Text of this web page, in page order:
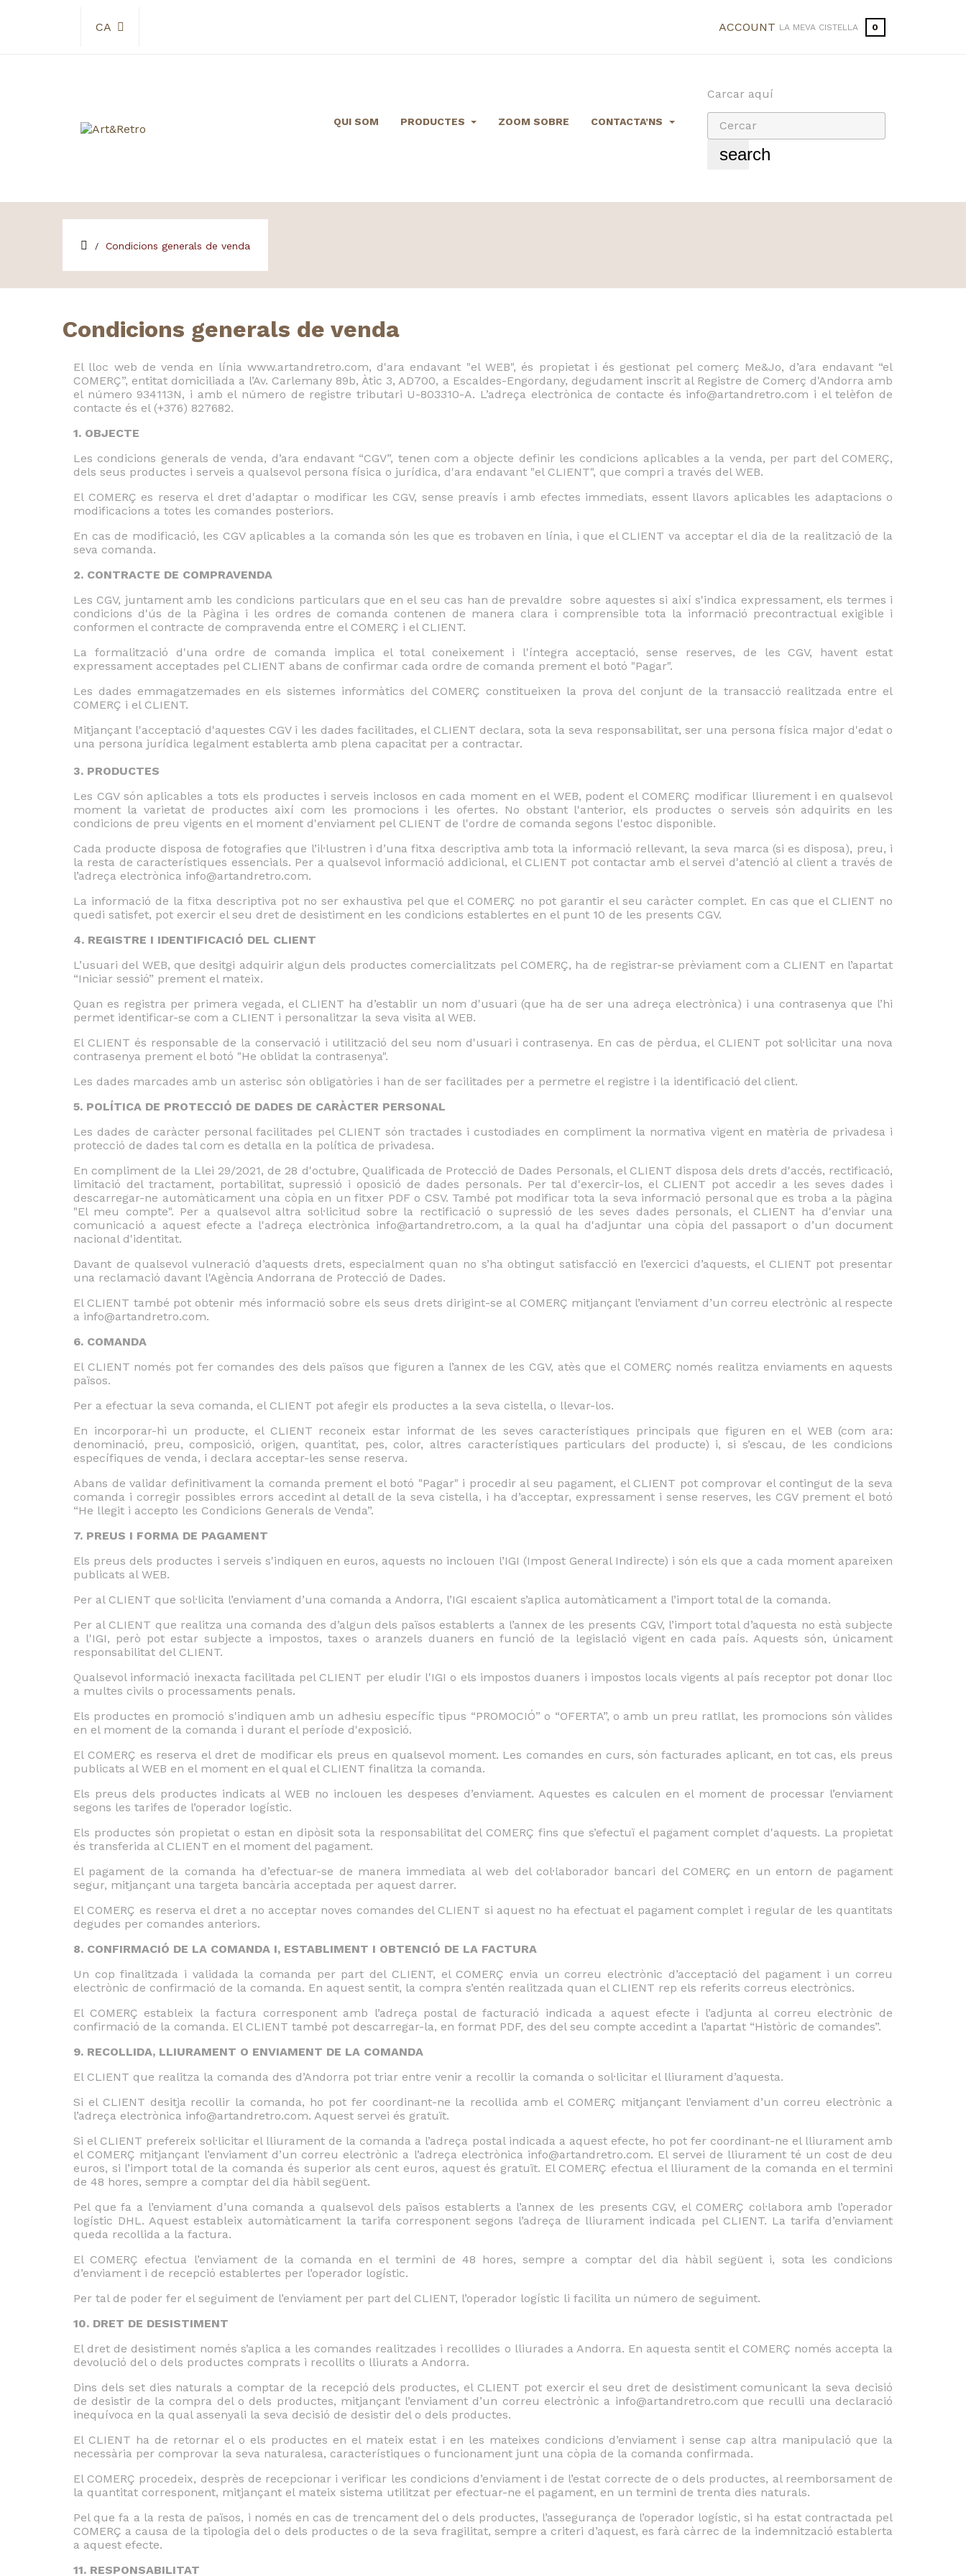
CA ACCOUNT LA MEVA CISTELLA 0
QUI SOM PRODUCTES ZOOM SOBRE CONTACTA’NS
Carcar aquí
search
Condicions generals de venda
Condicions generals de venda
El lloc web de venda en línia www.artandretro.com, d'ara endavant "el WEB", és propietat i és gestionat pel comerç Me&Jo, d’ara endavant “el
COMERÇ”, entitat domiciliada a l’Av. Carlemany 89b, Àtic 3, AD700, a Escaldes-Engordany, degudament inscrit al Registre de Comerç d'Andorra amb
el número 934113N, i amb el número de registre tributari U-803310-A. L’adreça electrònica de contacte és info@artandretro.com i el telèfon de
contacte és el (+376) 827682.
1. OBJECTE
Les condicions generals de venda, d’ara endavant “CGV”, tenen com a objecte definir les condicions aplicables a la venda, per part del COMERÇ,
dels seus productes i serveis a qualsevol persona física o jurídica, d'ara endavant "el CLIENT", que compri a través del WEB.
El COMERÇ es reserva el dret d'adaptar o modificar les CGV, sense preavís i amb efectes immediats, essent llavors aplicables les adaptacions o
modificacions a totes les comandes posteriors.
En cas de modificació, les CGV aplicables a la comanda són les que es trobaven en línia, i que el CLIENT va acceptar el dia de la realització de la
seva comanda.
2. CONTRACTE DE COMPRAVENDA
Les CGV, juntament amb les condicions particulars que en el seu cas han de prevaldre sobre aquestes si així s'indica expressament, els termes i
condicions d'ús de la Pàgina i les ordres de comanda contenen de manera clara i comprensible tota la informació precontractual exigible i
conformen el contracte de compravenda entre el COMERÇ i el CLIENT.
La formalització d'una ordre de comanda implica el total coneixement i l'íntegra acceptació, sense reserves, de les CGV, havent estat
expressament acceptades pel CLIENT abans de confirmar cada ordre de comanda prement el botó "Pagar".
Les dades emmagatzemades en els sistemes informàtics del COMERÇ constitueixen la prova del conjunt de la transacció realitzada entre el
COMERÇ i el CLIENT.
Mitjançant l'acceptació d'aquestes CGV i les dades facilitades, el CLIENT declara, sota la seva responsabilitat, ser una persona física major d'edat o
una persona jurídica legalment establerta amb plena capacitat per a contractar.
3. PRODUCTES
Les CGV són aplicables a tots els productes i serveis inclosos en cada moment en el WEB, podent el COMERÇ modificar lliurement i en qualsevol
moment la varietat de productes així com les promocions i les ofertes. No obstant l'anterior, els productes o serveis són adquirits en les
condicions de preu vigents en el moment d'enviament pel CLIENT de l'ordre de comanda segons l'estoc disponible.
Cada producte disposa de fotografies que l’il·lustren i d’una fitxa descriptiva amb tota la informació rellevant, la seva marca (si es disposa), preu, i
la resta de característiques essencials. Per a qualsevol informació addicional, el CLIENT pot contactar amb el servei d'atenció al client a través de
l’adreça electrònica info@artandretro.com.
La informació de la fitxa descriptiva pot no ser exhaustiva pel que el COMERÇ no pot garantir el seu caràcter complet. En cas que el CLIENT no
quedi satisfet, pot exercir el seu dret de desistiment en les condicions establertes en el punt 10 de les presents CGV.
4. REGISTRE I IDENTIFICACIÓ DEL CLIENT
L’usuari del WEB, que desitgi adquirir algun dels productes comercialitzats pel COMERÇ, ha de registrar-se prèviament com a CLIENT en l’apartat
“Iniciar sessió” prement el mateix.
Quan es registra per primera vegada, el CLIENT ha d’establir un nom d'usuari (que ha de ser una adreça electrònica) i una contrasenya que l’hi
permet identificar-se com a CLIENT i personalitzar la seva visita al WEB.
El CLIENT és responsable de la conservació i utilització del seu nom d'usuari i contrasenya. En cas de pèrdua, el CLIENT pot sol·licitar una nova
contrasenya prement el botó "He oblidat la contrasenya".
Les dades marcades amb un asterisc són obligatòries i han de ser facilitades per a permetre el registre i la identificació del client.
5. POLÍTICA DE PROTECCIÓ DE DADES DE CARÀCTER PERSONAL
Les dades de caràcter personal facilitades pel CLIENT són tractades i custodiades en compliment la normativa vigent en matèria de privadesa i
protecció de dades tal com es detalla en la política de privadesa.
En compliment de la Llei 29/2021, de 28 d'octubre, Qualificada de Protecció de Dades Personals, el CLIENT disposa dels drets d'accés, rectificació,
limitació del tractament, portabilitat, supressió i oposició de dades personals. Per tal d'exercir-los, el CLIENT pot accedir a les seves dades i
descarregar-ne automàticament una còpia en un fitxer PDF o CSV. També pot modificar tota la seva informació personal que es troba a la pàgina
"El meu compte". Per a qualsevol altra sol·licitud sobre la rectificació o supressió de les seves dades personals, el CLIENT ha d'enviar una
comunicació a aquest efecte a l'adreça electrònica info@artandretro.com, a la qual ha d'adjuntar una còpia del passaport o d’un document
nacional d'identitat.
Davant de qualsevol vulneració d’aquests drets, especialment quan no s’ha obtingut satisfacció en l’exercici d’aquests, el CLIENT pot presentar
una reclamació davant l'Agència Andorrana de Protecció de Dades.
El CLIENT també pot obtenir més informació sobre els seus drets dirigint-se al COMERÇ mitjançant l’enviament d’un correu electrònic al respecte
a info@artandretro.com.
6. COMANDA
El CLIENT només pot fer comandes des dels països que figuren a l’annex de les CGV, atès que el COMERÇ només realitza enviaments en aquests
països.
Per a efectuar la seva comanda, el CLIENT pot afegir els productes a la seva cistella, o llevar-los.
En incorporar-hi un producte, el CLIENT reconeix estar informat de les seves característiques principals que figuren en el WEB (com ara:
denominació, preu, composició, origen, quantitat, pes, color, altres característiques particulars del producte) i, si s’escau, de les condicions
específiques de venda, i declara acceptar-les sense reserva.
Abans de validar definitivament la comanda prement el botó "Pagar" i procedir al seu pagament, el CLIENT pot comprovar el contingut de la seva
comanda i corregir possibles errors accedint al detall de la seva cistella, i ha d’acceptar, expressament i sense reserves, les CGV prement el botó
“He llegit i accepto les Condicions Generals de Venda”.
7. PREUS I FORMA DE PAGAMENT
Els preus dels productes i serveis s'indiquen en euros, aquests no inclouen l’IGI (Impost General Indirecte) i són els que a cada moment apareixen
publicats al WEB.
Per al CLIENT que sol·licita l’enviament d’una comanda a Andorra, l’IGI escaient s’aplica automàticament a l’import total de la comanda.
Per al CLIENT que realitza una comanda des d’algun dels països establerts a l’annex de les presents CGV, l’import total d’aquesta no està subjecte
a l'IGI, però pot estar subjecte a impostos, taxes o aranzels duaners en funció de la legislació vigent en cada país. Aquests són, únicament
responsabilitat del CLIENT.
Qualsevol informació inexacta facilitada pel CLIENT per eludir l'IGI o els impostos duaners i impostos locals vigents al país receptor pot donar lloc
a multes civils o processaments penals.
Els productes en promoció s'indiquen amb un adhesiu específic tipus “PROMOCIÓ” o “OFERTA”, o amb un preu ratllat, les promocions són vàlides
en el moment de la comanda i durant el període d'exposició.
El COMERÇ es reserva el dret de modificar els preus en qualsevol moment. Les comandes en curs, són facturades aplicant, en tot cas, els preus
publicats al WEB en el moment en el qual el CLIENT finalitza la comanda.
Els preus dels productes indicats al WEB no inclouen les despeses d’enviament. Aquestes es calculen en el moment de processar l’enviament
segons les tarifes de l’operador logístic.
Els productes són propietat o estan en dipòsit sota la responsabilitat del COMERÇ fins que s’efectuï el pagament complet d'aquests. La propietat
és transferida al CLIENT en el moment del pagament.
El pagament de la comanda ha d’efectuar-se de manera immediata al web del col·laborador bancari del COMERÇ en un entorn de pagament
segur, mitjançant una targeta bancària acceptada per aquest darrer.
El COMERÇ es reserva el dret a no acceptar noves comandes del CLIENT si aquest no ha efectuat el pagament complet i regular de les quantitats
degudes per comandes anteriors.
8. CONFIRMACIÓ DE LA COMANDA I, ESTABLIMENT I OBTENCIÓ DE LA FACTURA
Un cop finalitzada i validada la comanda per part del CLIENT, el COMERÇ envia un correu electrònic d’acceptació del pagament i un correu
electrònic de confirmació de la comanda. En aquest sentit, la compra s’entén realitzada quan el CLIENT rep els referits correus electrònics.
El COMERÇ estableix la factura corresponent amb l’adreça postal de facturació indicada a aquest efecte i l’adjunta al correu electrònic de
confirmació de la comanda. El CLIENT també pot descarregar-la, en format PDF, des del seu compte accedint a l’apartat “Històric de comandes”.
9. RECOLLIDA, LLIURAMENT O ENVIAMENT DE LA COMANDA
El CLIENT que realitza la comanda des d’Andorra pot triar entre venir a recollir la comanda o sol·licitar el lliurament d’aquesta.
Si el CLIENT desitja recollir la comanda, ho pot fer coordinant-ne la recollida amb el COMERÇ mitjançant l’enviament d’un correu electrònic a
l’adreça electrònica info@artandretro.com. Aquest servei és gratuït.
Si el CLIENT prefereix sol·licitar el lliurament de la comanda a l’adreça postal indicada a aquest efecte, ho pot fer coordinant-ne el lliurament amb
el COMERÇ mitjançant l’enviament d’un correu electrònic a l’adreça electrònica info@artandretro.com. El servei de lliurament té un cost de deu
euros, si l’import total de la comanda és superior als cent euros, aquest és gratuït. El COMERÇ efectua el lliurament de la comanda en el termini
de 48 hores, sempre a comptar del dia hàbil següent.
Pel que fa a l’enviament d’una comanda a qualsevol dels països establerts a l’annex de les presents CGV, el COMERÇ col·labora amb l’operador
logístic DHL. Aquest estableix automàticament la tarifa corresponent segons l’adreça de lliurament indicada pel CLIENT. La tarifa d’enviament
queda recollida a la factura.
El COMERÇ efectua l’enviament de la comanda en el termini de 48 hores, sempre a comptar del dia hàbil següent i, sota les condicions
d’enviament i de recepció establertes per l’operador logístic.
Per tal de poder fer el seguiment de l’enviament per part del CLIENT, l’operador logístic li facilita un número de seguiment.
10. DRET DE DESISTIMENT
El dret de desistiment només s’aplica a les comandes realitzades i recollides o lliurades a Andorra. En aquesta sentit el COMERÇ només accepta la
devolució del o dels productes comprats i recollits o lliurats a Andorra.
Dins dels set dies naturals a comptar de la recepció dels productes, el CLIENT pot exercir el seu dret de desistiment comunicant la seva decisió
de desistir de la compra del o dels productes, mitjançant l’enviament d’un correu electrònic a info@artandretro.com que reculli una declaració
inequívoca en la qual assenyali la seva decisió de desistir del o dels productes.
El CLIENT ha de retornar el o els productes en el mateix estat i en les mateixes condicions d’enviament i sense cap altra manipulació que la
necessària per comprovar la seva naturalesa, característiques o funcionament junt una còpia de la comanda confirmada.
El COMERÇ procedeix, desprès de recepcionar i verificar les condicions d’enviament i de l’estat correcte de o dels productes, al reemborsament de
la quantitat corresponent, mitjançant el mateix sistema utilitzat per efectuar-ne el pagament, en un termini de trenta dies naturals.
Pel que fa a la resta de països, i només en cas de trencament del o dels productes, l’assegurança de l’operador logístic, si ha estat contractada pel
COMERÇ a causa de la tipologia del o dels productes o de la seva fragilitat, sempre a criteri d’aquest, es farà càrrec de la indemnització establerta
a aquest efecte.
11. RESPONSABILITAT